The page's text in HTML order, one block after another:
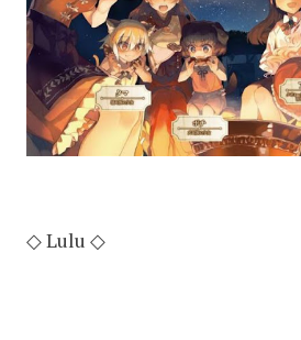
◇ Lulu ◇